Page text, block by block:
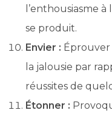
l’enthousiasme
se produit.
Envier :
la jalousie par
réussites de
Étonner :